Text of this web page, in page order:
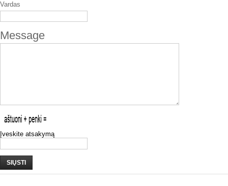
Vardas
Message
Įveskite atsakymą
SIŲSTI